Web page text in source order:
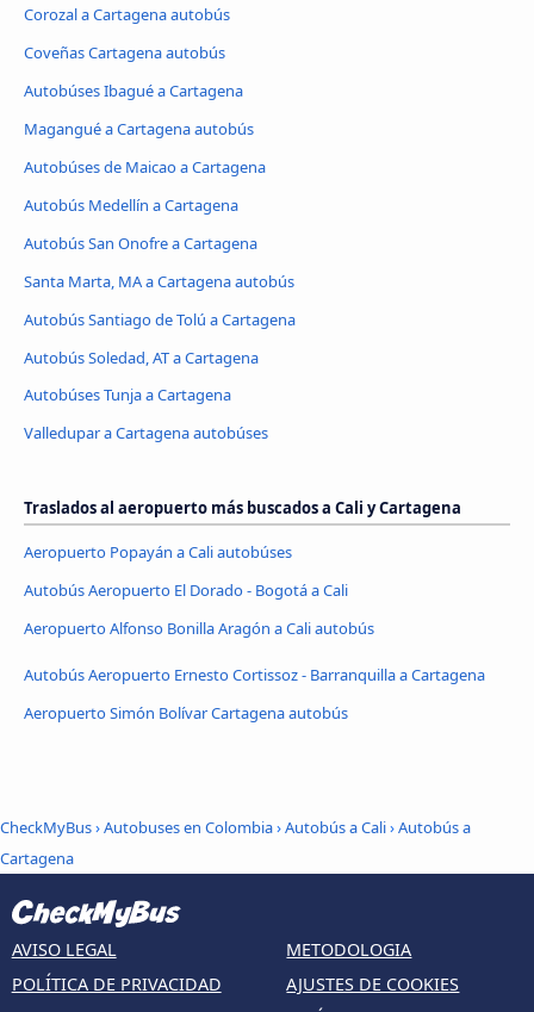
Corozal a Cartagena autobús
Coveñas Cartagena autobús
Autobúses Ibagué a Cartagena
Magangué a Cartagena autobús
Autobúses de Maicao a Cartagena
Autobús Medellín a Cartagena
Autobús San Onofre a Cartagena
Santa Marta, MA a Cartagena autobús
Autobús Santiago de Tolú a Cartagena
Autobús Soledad, AT a Cartagena
Autobúses Tunja a Cartagena
Valledupar a Cartagena autobúses
Traslados al aeropuerto más buscados a Cali y Cartagena
Aeropuerto Popayán a Cali autobúses
Autobús Aeropuerto El Dorado - Bogotá a Cali
Aeropuerto Alfonso Bonilla Aragón a Cali autobús
Autobús Aeropuerto Ernesto Cortissoz - Barranquilla a Cartagena
Aeropuerto Simón Bolívar Cartagena autobús
CheckMyBus›Autobuses en Colombia›Autobús a Cali›Autobús a
Cartagena
AVISO LEGAL
POLÍTICA DE PRIVACIDAD
METODOLOGIA
AJUSTES DE COOKIES